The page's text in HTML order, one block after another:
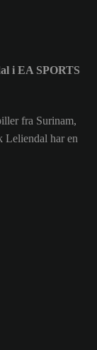
i EA SPORTS
fra Surinam,
Leliendal har en